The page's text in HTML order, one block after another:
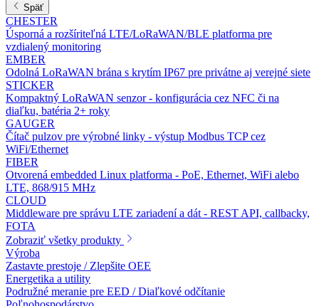
Späť
CHESTER
Úsporná a rozšíriteľná LTE/LoRaWAN/BLE platforma pre
vzdialený monitoring
EMBER
Odolná LoRaWAN brána s krytím IP67 pre privátne aj verejné siete
STICKER
Kompaktný LoRaWAN senzor - konfigurácia cez NFC či na
diaľku, batéria 2+ roky
GAUGER
Čítač pulzov pre výrobné linky - výstup Modbus TCP cez
WiFi/Ethernet
FIBER
Otvorená embedded Linux platforma - PoE, Ethernet, WiFi alebo
LTE, 868/915 MHz
CLOUD
Middleware pre správu LTE zariadení a dát - REST API, callbacky,
FOTA
Zobraziť všetky produkty
Výroba
Zastavte prestoje / Zlepšite OEE
Energetika a utility
Podružné meranie pre EED / Diaľkové odčítanie